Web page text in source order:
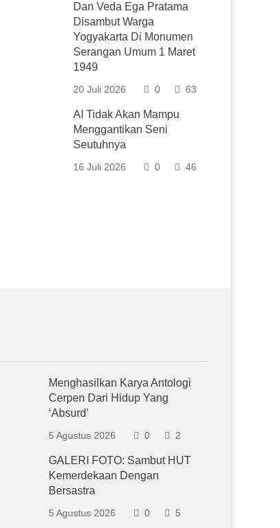
Dan Veda Ega Pratama
Disambut Warga
Yogyakarta Di Monumen
Serangan Umum 1 Maret
1949
20 Juli 2026 0 63
AI Tidak Akan Mampu
Menggantikan Seni
Seutuhnya
16 Juli 2026 0 46
Menghasilkan Karya Antologi
Cerpen Dari Hidup Yang
‘Absurd’
5 Agustus 2026 0 2
GALERI FOTO: Sambut HUT
Kemerdekaan Dengan
Bersastra
5 Agustus 2026 0 5